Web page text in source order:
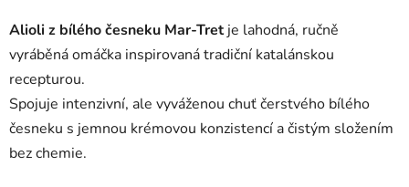
Alioli z bílého česneku Mar-Tretje lahodná, ručně
vyráběná omáčka inspirovaná tradiční katalánskou
recepturou.
Spojuje intenzivní, ale vyváženou chuť čerstvého bílého
česneku s jemnou krémovou konzistencí a čistým složením
bez chemie.